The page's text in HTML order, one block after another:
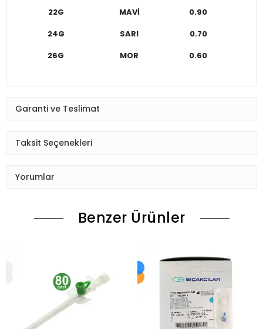
22G MAVİ
0.90
24G
SARI
0.70
26G
MOR 0.60
Garanti ve Teslimat
Taksit Seçenekleri
Yorumlar
Benzer Ürünler